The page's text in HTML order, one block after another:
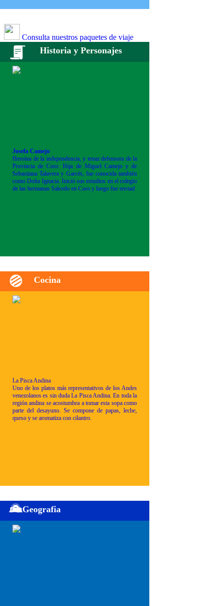
Consulta nuestros paquetes de viaje
Historia y Personajes
Josefa Camejo
Heroína de la independencia, y tenaz defensora de la
Provincia de Coro. Hija de Miguel Camejo y de
Sebastiana Talavera y Garcés, fue conocida también
como Doña Ignacia. Inició sus estudios en el colegio
de las hermanas Salcedo en Coro y luego fue enviad
Cocina
La Pisca Andina
Uno de los platos más representativos de los Andes
venezolanos es sin duda La Pisca Andina. En toda la
región andina se acostumbra a tomar esta sopa como
parte del desayuno. Se compone de papas, leche,
queso y se aromatiza con cilantro.
Geografia